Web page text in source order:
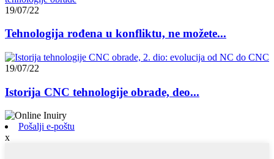
19/07/22
Tehnologija rođena u konfliktu, ne možete...
19/07/22
Istorija CNC tehnologije obrade, deo...
Pošalji e-poštu
x